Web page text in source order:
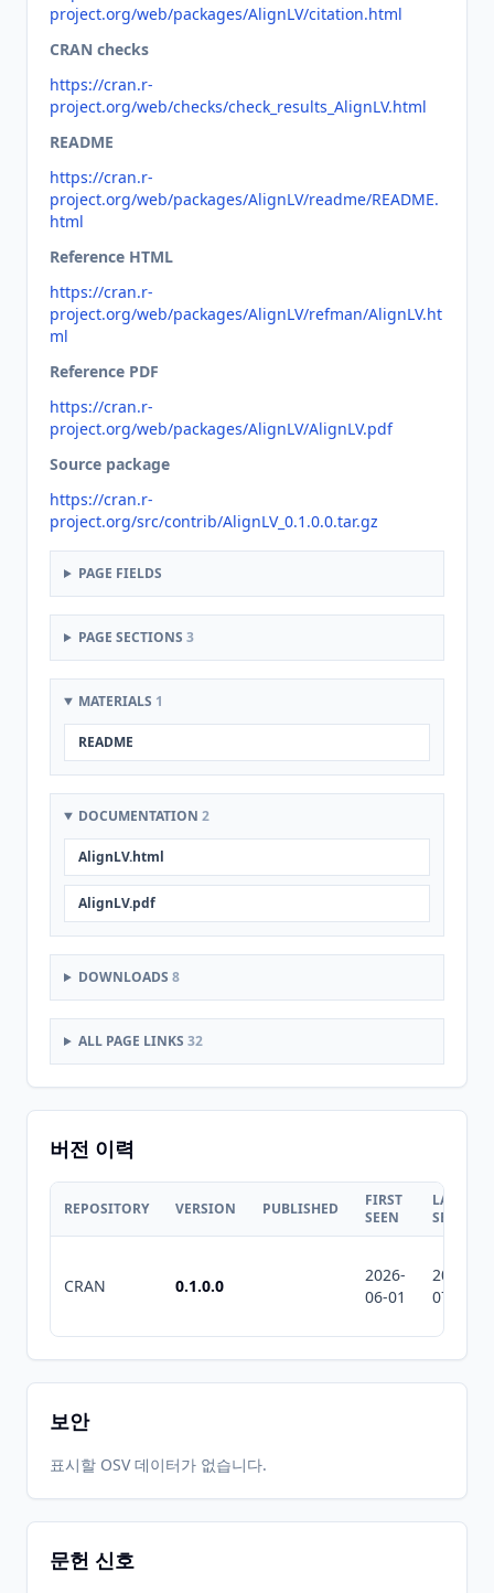
project.org/web/packages/AlignLV/citation.html
CRAN checks
https://cran.r-
project.org/web/checks/check_results_AlignLV.html
README
https://cran.r-
project.org/web/packages/AlignLV/readme/README.
html
Reference HTML
https://cran.r-
project.org/web/packages/AlignLV/refman/AlignLV.ht
ml
Reference PDF
https://cran.r-
project.org/web/packages/AlignLV/AlignLV.pdf
Source package
https://cran.r-
project.org/src/contrib/AlignLV_0.1.0.0.tar.gz
PAGE FIELDS
PAGE SECTIONS 3
MATERIALS 1
README
DOCUMENTATION 2
AlignLV.html
AlignLV.pdf
DOWNLOADS 8
ALL PAGE LINKS 32
버전 이력
REPOSITORY VERSION PUBLISHED
FIRST
SEEN
LAST
SEEN
CRAN 0.1.0.0
2026-
06-01
2026-
07-10
보안
표시할 OSV 데이터가 없습니다.
문헌 신호